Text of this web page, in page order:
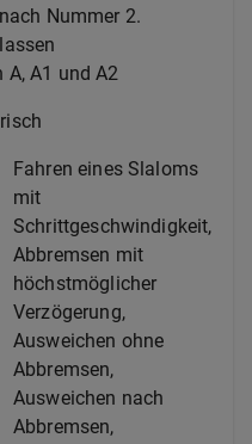
Nummer 2.
A, A1 und A2
Fahren eines Slaloms
mit
Schrittgeschwindigkeit,
Abbremsen mit
höchstmöglicher
Verzögerung,
Ausweichen ohne
Abbremsen,
Ausweichen nach
Abbremsen,